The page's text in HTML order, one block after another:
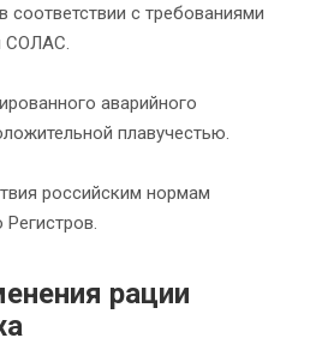
с требованиями
СОЛАС.
аварийного
плавучестью.
российским нормам
рации